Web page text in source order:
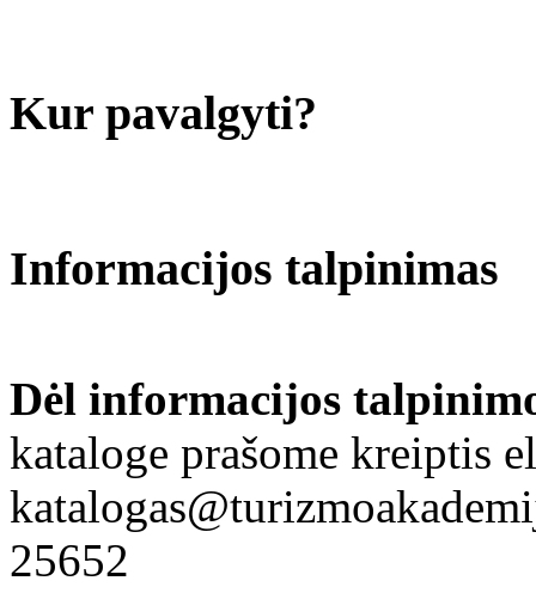
Kur pavalgyti?
Informacijos talpinimas
Dėl informacijos
kataloge prašome kreiptis
25652